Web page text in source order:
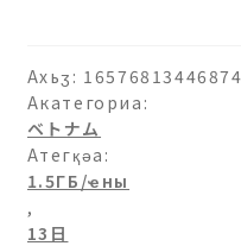
日-13
日
ашәагаа
Ахьӡ:
Акатегориа:
ベトナム
Атегқәа:
1.5ГБ/ҽны
,
13日